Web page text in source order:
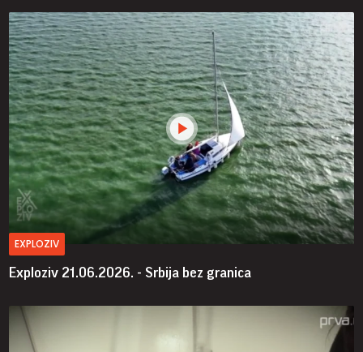
EXPLOZIV
Exploziv 21.06.2026. - Srbija bez granica